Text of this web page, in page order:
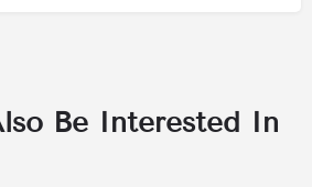
Be Interested In